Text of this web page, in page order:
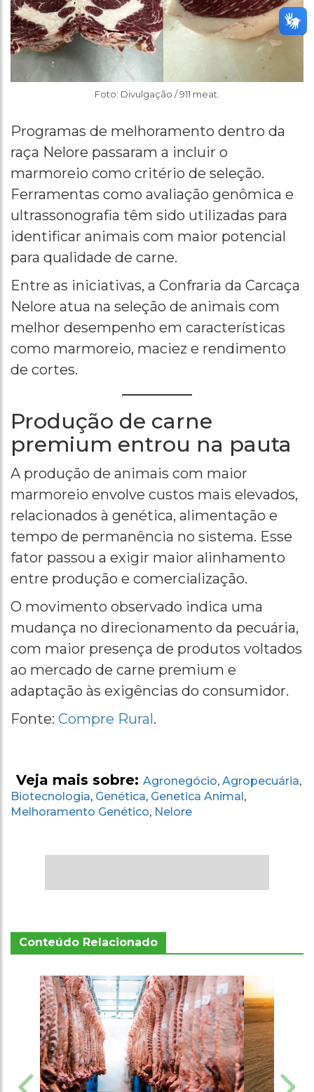
Foto: Divulgação / 911 meat.
Programas de melhoramento dentro da
raça Nelore passaram a incluir o
marmoreio como critério de seleção.
Ferramentas como avaliação genômica e
ultrassonografia têm sido utilizadas para
identificar animais com maior potencial
para qualidade de carne.
Entre as iniciativas, a Confraria da Carcaça
Nelore atua na seleção de animais com
melhor desempenho em características
como marmoreio, maciez e rendimento
de cortes.
Produção de carne
premium entrou na pauta
A produção de animais com maior
marmoreio envolve custos mais elevados,
relacionados à genética, alimentação e
tempo de permanência no sistema. Esse
fator passou a exigir maior alinhamento
entre produção e comercialização.
O movimento observado indica uma
mudança no direcionamento da pecuária,
com maior presença de produtos voltados
ao mercado de carne premium e
adaptação às exigências do consumidor.
Fonte: Compre Rural.
Veja mais sobre: Agronegócio, Agropecuária,
Biotecnologia, Genética, Genetica Animal,
Melhoramento Genético, Nelore
Conteúdo Relacionado